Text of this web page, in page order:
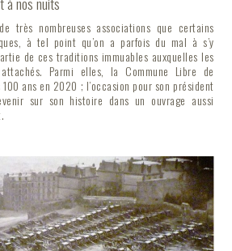
très nombreuses associations que certains
à tel point qu’on a parfois du mal à s’y
de ces traditions immuables auxquelles les
Parmi elles, la Commune Libre de
ans en 2020 ; l’occasion pour son président
sur son histoire dans un ouvrage aussi